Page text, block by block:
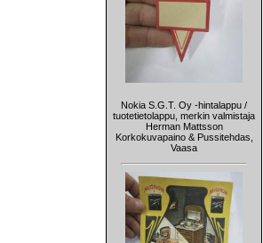
Nokia S.G.T. Oy -hintalappu /
tuotetietolappu, merkin valmistaja
Herman Mattsson
Korkokuvapaino & Pussitehdas,
Vaasa